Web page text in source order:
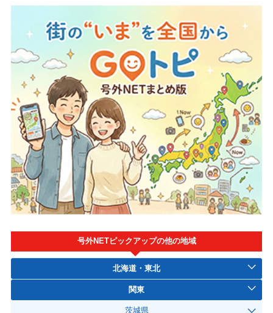
号外NETピックアップの他の地域
北海道・東北
関東
茨城県